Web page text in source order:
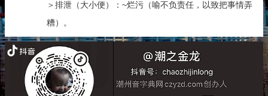
＞排泄（大小便）：~烂污（喻不负责任，以致把事情弄
糟）。